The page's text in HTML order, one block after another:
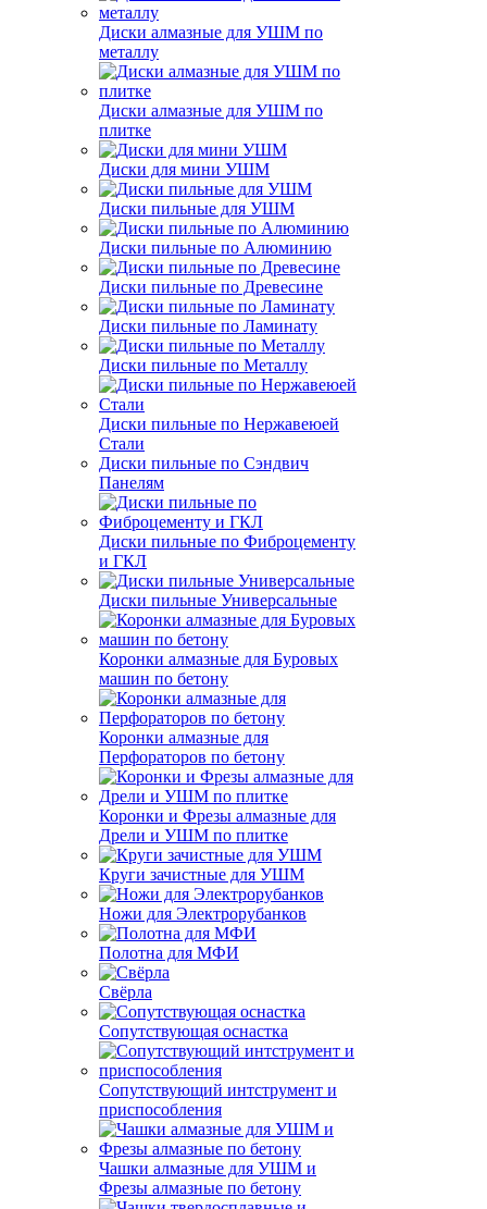
Диски алмазные для УШМ по
металлу
Диски алмазные для УШМ по
плитке
Диски для мини УШМ
Диски пильные для УШМ
Диски пильные по Алюминию
Диски пильные по Древесине
Диски пильные по Ламинату
Диски пильные по Металлу
Диски пильные по Нержавеюей
Стали
Диски пильные по Сэндвич
Панелям
Диски пильные по Фиброцементу
и ГКЛ
Диски пильные Универсальные
Коронки алмазные для Буровых
машин по бетону
Коронки алмазные для
Перфораторов по бетону
Коронки и Фрезы алмазные для
Дрели и УШМ по плитке
Круги зачистные для УШМ
Ножи для Электрорубанков
Полотна для МФИ
Свёрла
Сопутствующая оснастка
Сопутствующий интструмент и
приспособления
Чашки алмазные для УШМ и
Фрезы алмазные по бетону